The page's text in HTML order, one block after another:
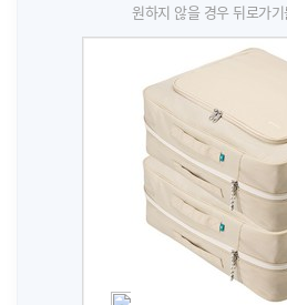
원하지 않을 경우 뒤로가